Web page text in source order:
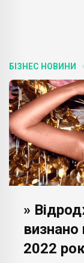
БІЗНЕС НОВИНИ
»
2022